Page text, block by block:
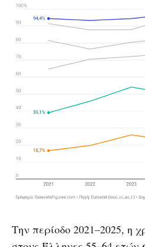
Την περίοδο 2021–2025, η